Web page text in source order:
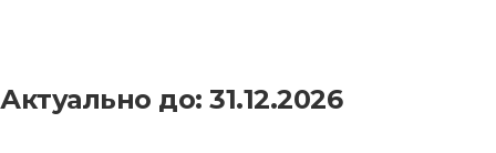
Актуально до: 31.12.2026